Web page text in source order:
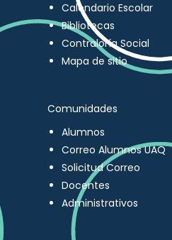
Calendario Escolar
Bibliotecas
Contraloría Social
Mapa de sitio
Comunidades
Alumnos
Correo Alumnos UAQ
Solicitud Correo
Docentes
Administrativos